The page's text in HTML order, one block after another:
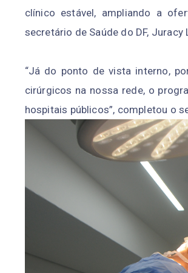
clínico estável, ampliando a
secretário de Saúde do DF, Juracy
“Já do ponto de vista interno,
cirúrgicos na nossa rede, o
hospitais públicos”, completou o